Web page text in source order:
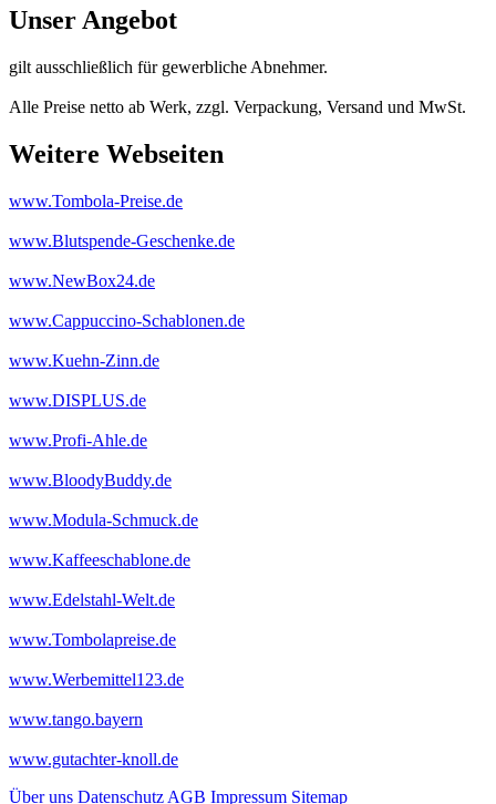
Unser Angebot
gilt ausschließlich für gewerbliche Abnehmer.
Alle Preise netto ab Werk, zzgl. Verpackung, Versand und MwSt.
Weitere Webseiten
www.Tombola-Preise.de
www.Blutspende-Geschenke.de
www.NewBox24.de
www.Cappuccino-Schablonen.de
www.Kuehn-Zinn.de
www.DISPLUS.de
www.Profi-Ahle.de
www.BloodyBuddy.de
www.Modula-Schmuck.de
www.Kaffeeschablone.de
www.Edelstahl-Welt.de
www.Tombolapreise.de
www.Werbemittel123.de
www.tango.bayern
www.gutachter-knoll.de
Über uns Datenschutz AGB Impressum Sitemap